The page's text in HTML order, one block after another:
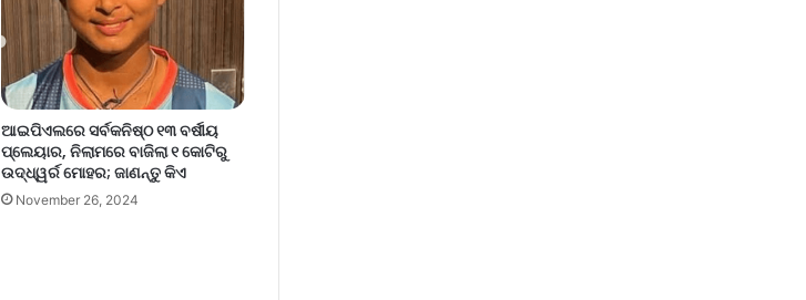
ଆଇପିଏଲରେ ସର୍ବକନିଷ୍ଠ ୧୩ ବର୍ଷୀୟ
ପ୍ଲେୟାର, ନିଲାମରେ ବାଜିଲା ୧ କୋଟିରୁ
ଉଦ୍ଧ୍ୱର୍ର ମୋହର; ଜାଣନ୍ତୁ କିଏ
November 26, 2024